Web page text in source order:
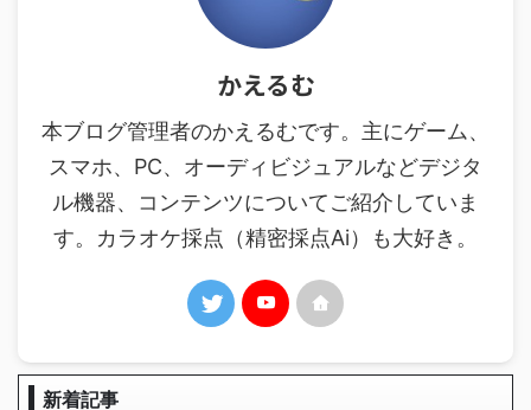
かえるむ
本ブログ管理者のかえるむです。主にゲーム、
スマホ、PC、オーディビジュアルなどデジタ
ル機器、コンテンツについてご紹介していま
す。カラオケ採点（精密採点Ai）も大好き。
新着記事